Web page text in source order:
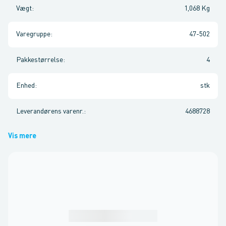
Vægt: 1,068 Kg
Varegruppe: 47-502
Pakkestørrelse: 4
Enhed : stk
Leverandørens varenr. : 4688728
Vis mere